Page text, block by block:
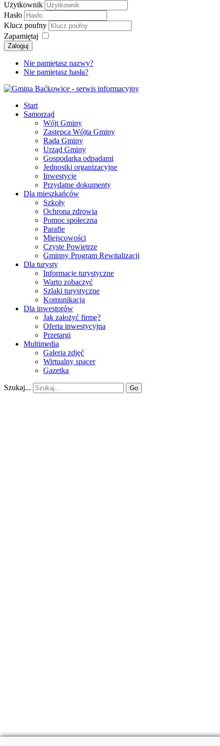
Użytkownik
Hasło
Klucz poufny
Zapamiętaj
Zaloguj
Nie pamiętasz nazwy?
Nie pamiętasz hasła?
Start
Samorząd
Wójt Gminy
Zastępca Wójta Gminy
Rada Gminy
Urząd Gminy
Gospodarka odpadami
Jednostki organizacyjne
Inwestycje
Przydatne dokumenty
Dla mieszkańców
Szkoły
Ochrona zdrowia
Pomoc społeczna
Parafie
Miejscowości
Czyste Powietrze
Gminny Program Rewitalizacji
Dla turysty
Informacje turystyczne
Warto zobaczyć
Szlaki turystyczne
Komunikacja
Dla inwestorów
Jak założyć firmę?
Oferta inwestycyjna
Przetargi
Multimedia
Galeria zdjęć
Wirtualny spacer
Gazetka
Szukaj... Go